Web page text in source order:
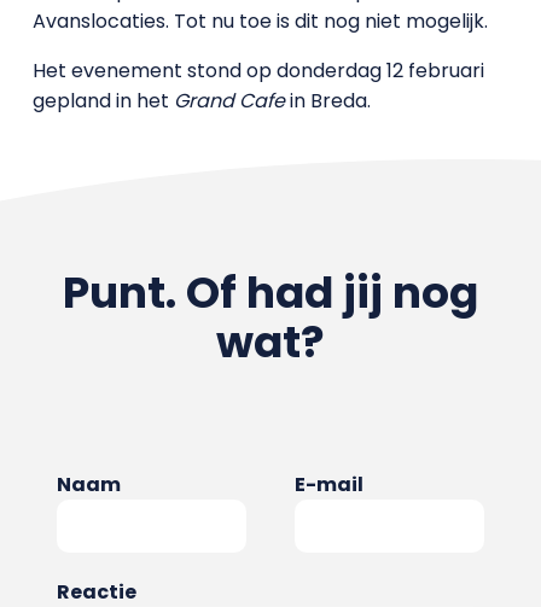
Avanslocaties. Tot nu toe is dit nog niet mogelijk.
Het evenement stond op donderdag 12 februari
gepland in het Grand Cafein Breda.
Punt. Of had jij nog
wat?
Naam E-mail
Reactie